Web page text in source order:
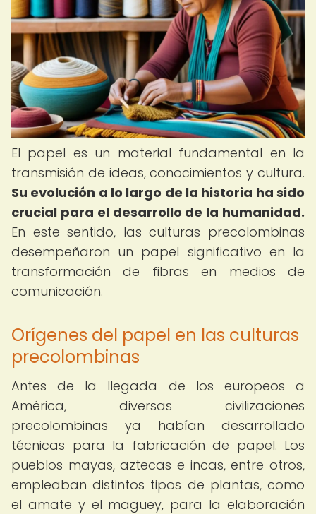
El papel es un material fundamental en la
transmisión de ideas, conocimientos y cultura.
Su evolución a lo largo de la historia ha sido
crucial para el desarrollo de la humanidad.
En este sentido, las culturas precolombinas
desempeñaron un papel significativo en la
transformación de fibras en medios de
comunicación.
Orígenes del papel en las culturas
precolombinas
Antes de la llegada de los europeos a
América, diversas civilizaciones
precolombinas ya habían desarrollado
técnicas para la fabricación de papel. Los
pueblos mayas, aztecas e incas, entre otros,
empleaban distintos tipos de plantas, como
el amate y el maguey, para la elaboración